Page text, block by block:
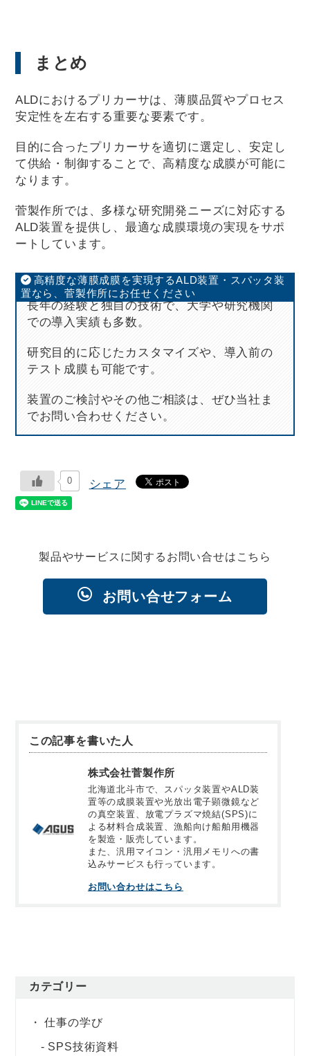
まとめ
ALDにおけるプリカーサは、薄膜品質やプロセス
安定性を左右する重要な要素です。
目的に合ったプリカーサを適切に選定し、安定し
て供給・制御することで、高精度な成膜が可能に
なります。
菅製作所では、多様な研究開発ニーズに対応する
ALD装置を提供し、最適な成膜環境の実現をサポ
ートしています。
高精度な薄膜成膜を実現するALD装置・スパッタ装
置なら、菅製作所にお任せください
長年の経験と独自の技術で、大学や研究機関
での導入実績も多数。
研究目的に応じたカスタマイズや、導入前の
テスト成膜も可能です。
装置のご検討やその他ご相談は、ぜひ当社ま
でお問い合わせください。
0 シェア
製品やサービスに関するお問い合せはこちら
お問い合せフォーム
この記事を書いた人
株式会社菅製作所
北海道北斗市で、スパッタ装置やALD装
置等の成膜装置や光放出電子顕微鏡など
の真空装置、放電プラズマ焼結(SPS)に
よる材料合成装置、漁船向け船舶用機器
を製造・販売しています。
また、汎用マイコン・汎用メモリへの書
込みサービスも行っています。
お問い合わせはこちら
カテゴリー
仕事の学び
SPS技術資料